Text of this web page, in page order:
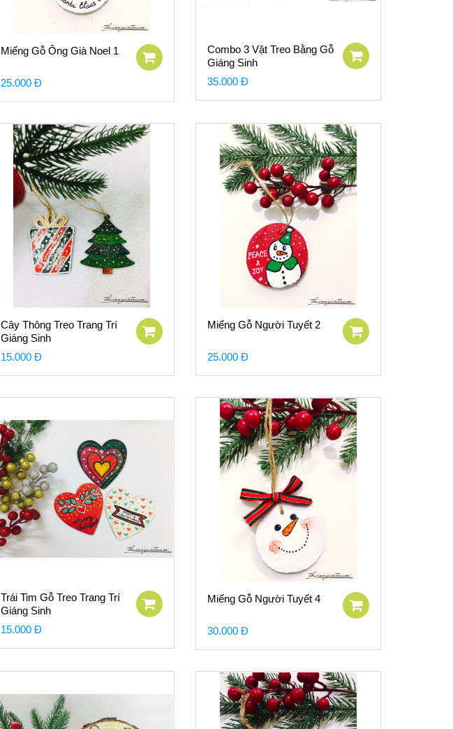
Miếng Gỗ Ông Già Noel 1
25.000 Đ
Combo 3 Vật Treo Bằng Gỗ
Giáng Sinh
35.000 Đ
Cây Thông Treo Trang Trí
Giáng Sinh
15.000 Đ
Miếng Gỗ Người Tuyết 2
25.000 Đ
Trái Tim Gỗ Treo Trang Trí
Giáng Sinh
15.000 Đ
Miếng Gỗ Người Tuyết 4
30.000 Đ